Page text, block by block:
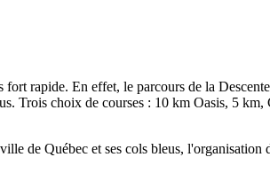
rapide. En effet, le parcours de la
Trois choix de courses : 10 km Oasis, 5 km,
de Québec et ses cols bleus, l'organisation